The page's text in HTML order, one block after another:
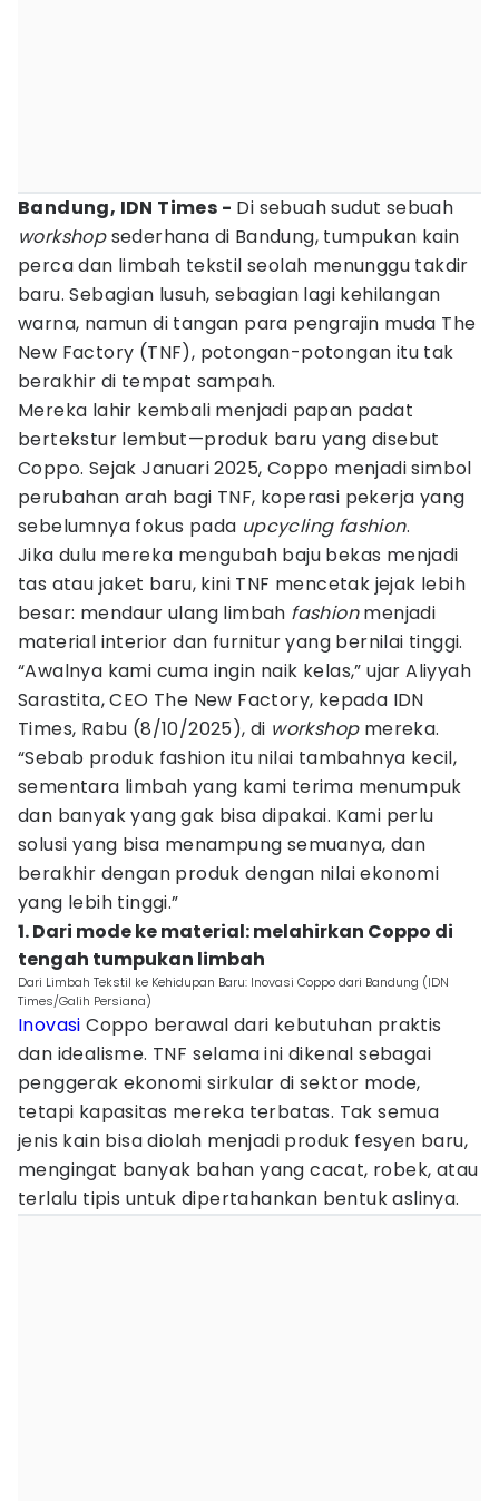
Bandung, IDN Times - Di sebuah sudut sebuah
workshopsederhana di Bandung, tumpukan kain
perca dan limbah tekstil seolah menunggu takdir
baru. Sebagian lusuh, sebagian lagi kehilangan
warna, namun di tangan para pengrajin muda The
New Factory (TNF), potongan-potongan itu tak
berakhir di tempat sampah.
Mereka lahir kembali menjadi papan padat
bertekstur lembut—produk baru yang disebut
Coppo. Sejak Januari 2025, Coppo menjadi simbol
perubahan arah bagi TNF, koperasi pekerja yang
sebelumnya fokus pada upcycling fashion.
Jika dulu mereka mengubah baju bekas menjadi
tas atau jaket baru, kini TNF mencetak jejak lebih
besar: mendaur ulang limbah fashionmenjadi
material interior dan furnitur yang bernilai tinggi.
“Awalnya kami cuma ingin naik kelas,” ujar Aliyyah
Sarastita, CEO The New Factory, kepada IDN
Times, Rabu (8/10/2025), di workshopmereka.
“Sebab produk fashion itu nilai tambahnya kecil,
sementara limbah yang kami terima menumpuk
dan banyak yang gak bisa dipakai. Kami perlu
solusi yang bisa menampung semuanya, dan
berakhir dengan produk dengan nilai ekonomi
yang lebih tinggi.”
1. Dari mode ke material: melahirkan Coppo di
tengah tumpukan limbah
Dari Limbah Tekstil ke Kehidupan Baru: Inovasi Coppo dari Bandung (IDN
Times/Galih Persiana)
Inovasi Coppo berawal dari kebutuhan praktis
dan idealisme. TNF selama ini dikenal sebagai
penggerak ekonomi sirkular di sektor mode,
tetapi kapasitas mereka terbatas. Tak semua
jenis kain bisa diolah menjadi produk fesyen baru,
mengingat banyak bahan yang cacat, robek, atau
terlalu tipis untuk dipertahankan bentuk aslinya.